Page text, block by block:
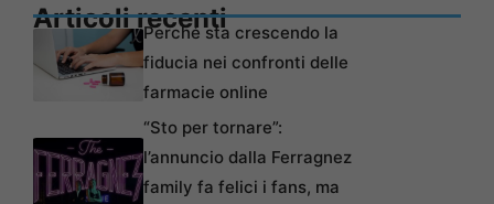
Articoli recentiPerché sta crescendo la
fiducia nei confronti delle
farmacie online
“Sto per tornare”:
l’annuncio dalla Ferragnez
family fa felici i fans, ma